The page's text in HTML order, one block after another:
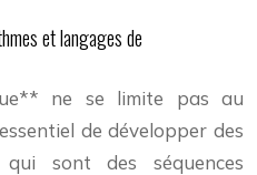
et langages de
ne se limite pas au
de développer des
qui sont des séquences